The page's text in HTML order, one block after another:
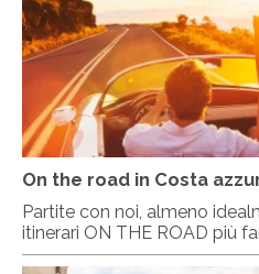
On the road in Costa
Partite con noi, almeno
itinerari ON THE ROAD più